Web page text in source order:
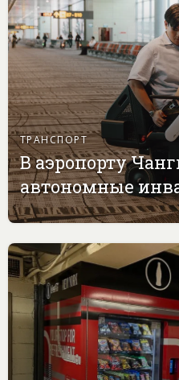
ТРАНСПОРТ
В аэропорту
автономные